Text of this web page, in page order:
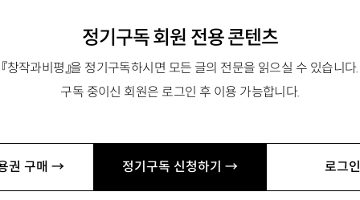
정기구독 회원 전용 콘텐츠
『창작과비평』을 정기구독하시면 모든 글의 전문을 읽으실 수 있습니다.
구독 중이신 회원은 로그인 후 이용 가능합니다.
권 구매 → 정기구독 신청하기 → 로그